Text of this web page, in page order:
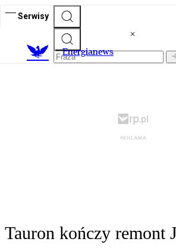
Serwisy
Energianews
Tauron kończy remont